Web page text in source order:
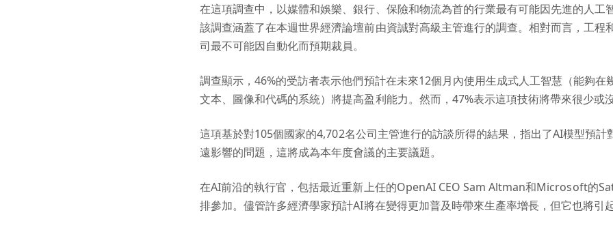
在這項調查中，以媒體和娛樂、銀行、保險和物流為首的行業最有可能因先進的人工
該調查涵蓋了在本週世界經濟論壇前由資誠對高級主管進行的調查。相對而言，工程
司最不可能因自動化而預期裁員。
調查顯示，46%的受訪者表示他們預計在未來12個月內使用生成式人工智慧（能夠在
文本、圖像和代碼的系統）將提高盈利能力。然而，47%表示這項技術將帶來很少或
這項基於對105個國家的4,702名公司主管進行的訪談所得的結果，指出了AI模型預計
遠影響的問題，這將成為本年度會議的主要議題。
在AI前沿的執行官，包括最近重新上任的OpenAI CEO Sam Altman和Microsoft的
排參加。儘管許多經濟學家預計AI將在變得更加普及時帶來生產率增長，但它也將引